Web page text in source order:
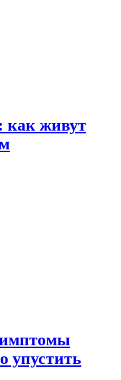
как живут
упустить